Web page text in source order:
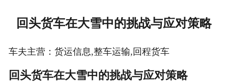
回头货车在大雪中的挑战与应对策略
车夫主营：货运信息,整车运输,回程货车
回头货车在大雪中的挑战与应对策略